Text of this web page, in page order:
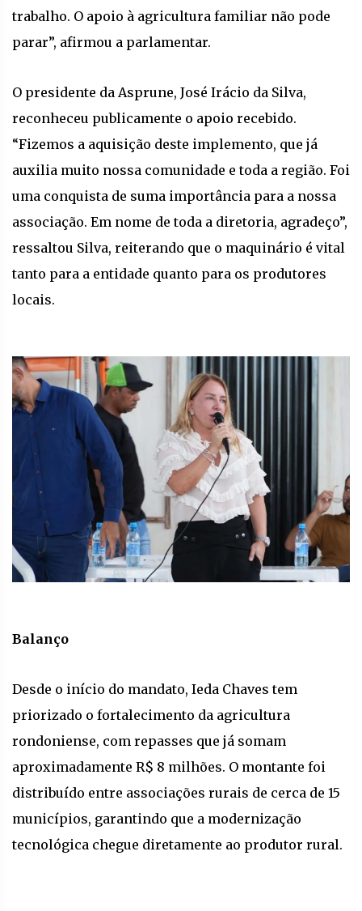
trabalho. O apoio à agricultura familiar não pode
parar”, afirmou a parlamentar.
O presidente da Asprune, José Irácio da Silva,
reconheceu publicamente o apoio recebido.
“Fizemos a aquisição deste implemento, que já
auxilia muito nossa comunidade e toda a região. Foi
uma conquista de suma importância para a nossa
associação. Em nome de toda a diretoria, agradeço”,
ressaltou Silva, reiterando que o maquinário é vital
tanto para a entidade quanto para os produtores
locais.
Balanço
Desde o início do mandato, Ieda Chaves tem
priorizado o fortalecimento da agricultura
rondoniense, com repasses que já somam
aproximadamente R$ 8 milhões. O montante foi
distribuído entre associações rurais de cerca de 15
municípios, garantindo que a modernização
tecnológica chegue diretamente ao produtor rural.